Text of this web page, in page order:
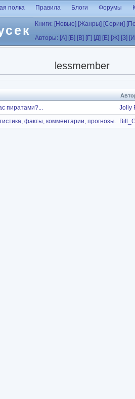
полка Правила Блоги Форумы
Книги: [Новые] [Жанры] [Серии]
Авторы: [А] [Б] [В] [Г] [Д] [Е] [Ж] [З]
lessmember
пиратами?...
Jolly
факты, комментарии, прогнозы.